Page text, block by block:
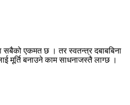
सबैको एकमत छ । तर स्वतन्त्र दबाबबिना
मूर्ति बनाउने काम साधनाजस्तै लाग्छ ।